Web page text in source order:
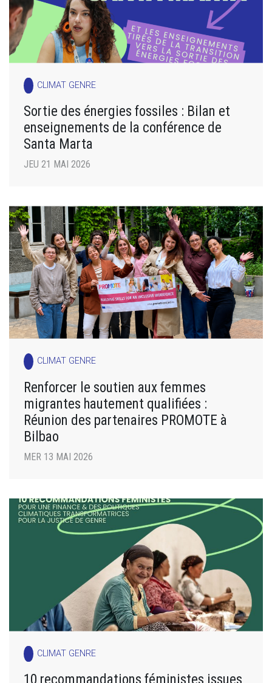
CLIMAT GENRE
Sortie des énergies fossiles : Bilan et
enseignements de la conférence de
Santa Marta
JEU 21 MAI 2026
CLIMAT GENRE
Renforcer le soutien aux femmes
migrantes hautement qualifiées :
Réunion des partenaires PROMOTE à
Bilbao
MER 13 MAI 2026
CLIMAT GENRE
10 recommandations féministes issues